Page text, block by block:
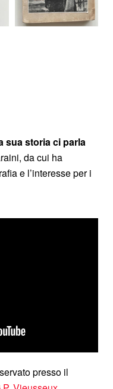
sua storia ci parla
da cui ha
e l’interesse per i
presso il